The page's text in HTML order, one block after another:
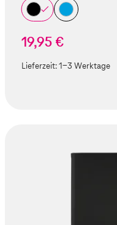
19,95 €
Lieferzeit:1-3 Werktage